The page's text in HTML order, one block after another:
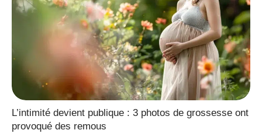
L’intimité devient publique : 3 photos de grossesse ont
provoqué des remous